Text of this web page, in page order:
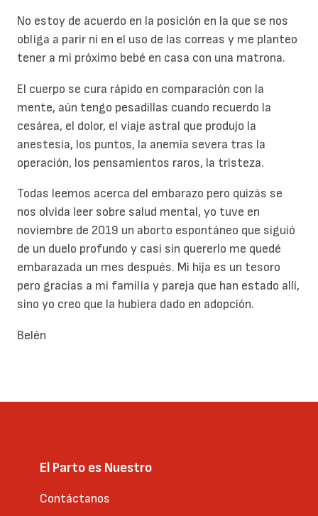
No estoy de acuerdo en la posición en la que se nos
obliga a parir ni en el uso de las correas y me planteo
tener a mi próximo bebé en casa con una matrona.
El cuerpo se cura rápido en comparación con la
mente, aún tengo pesadillas cuando recuerdo la
cesárea, el dolor, el viaje astral que produjo la
anestesia, los puntos, la anemia severa tras la
operación, los pensamientos raros, la tristeza.
Todas leemos acerca del embarazo pero quizás se
nos olvida leer sobre salud mental, yo tuve en
noviembre de 2019 un aborto espontáneo que siguió
de un duelo profundo y casi sin quererlo me quedé
embarazada un mes después. Mi hija es un tesoro
pero gracias a mi familia y pareja que han estado allí,
sino yo creo que la hubiera dado en adopción.
Belén
El Parto es Nuestro
Contáctanos